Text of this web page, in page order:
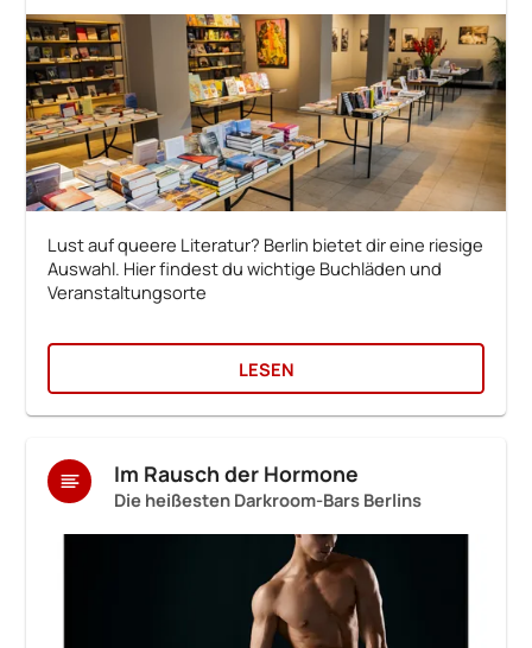
Lust auf queere Literatur? Berlin bietet dir eine riesige
Auswahl. Hier findest du wichtige Buchläden und
Veranstaltungsorte
LESEN
Im Rausch der Hormone
Die heißesten Darkroom-Bars Berlins